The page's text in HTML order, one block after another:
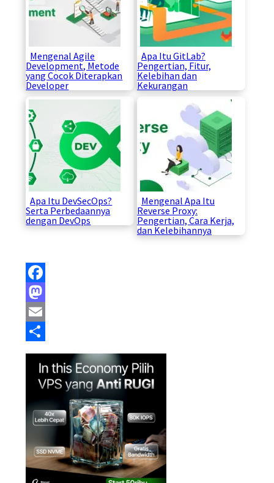
Mengenal Agile
Development, Metode
yang Cocok Diterapkan
Developer
Apa Itu GitLab?
Pengertian, Fitur,
Kelebihan dan
Kekurangan
Apa Itu DevSecOps?
Serta Perbedaannya
dengan DevOps
Mengenal Apa Itu
Reverse Proxy:
Pengertian, Cara Kerja,
dan Kelebihannya
Facebook
Mastodon
Email
Share